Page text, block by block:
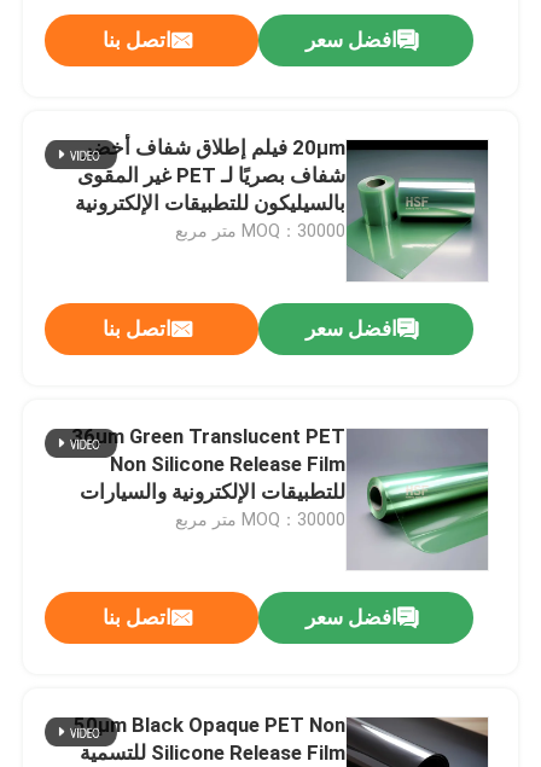
افضل سعر اتصل بنا
20μm فيلم إطلاق شفاف أخضر
شفاف بصريًا لـ PET غير المقوى
بالسيليكون للتطبيقات الإلكترونية
والطبية
MOQ：30000 متر مربع
افضل سعر اتصل بنا
36μm Green Translucent PET
Non Silicone Release Film
للتطبيقات الإلكترونية والسيارات
MOQ：30000 متر مربع
افضل سعر اتصل بنا
50μm Black Opaque PET Non
Silicone Release Film للتسمية